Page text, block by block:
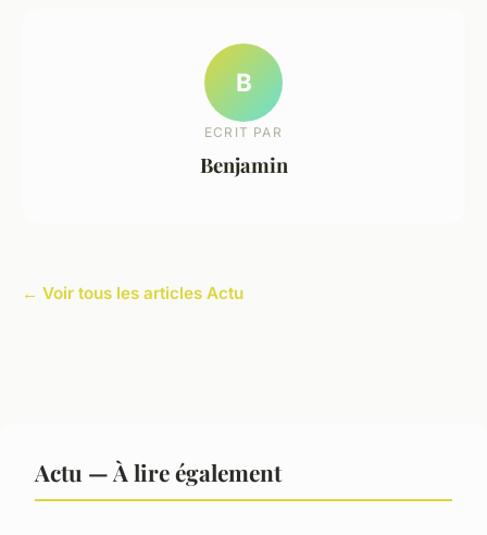
B
ECRIT PAR
Benjamin
← Voir tous les articles Actu
Actu — À lire également